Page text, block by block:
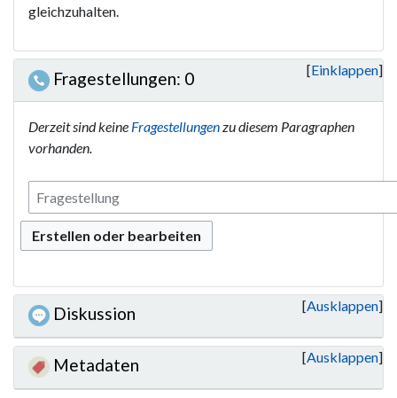
gleichzuhalten.
Einklappen
Fragestellungen: 0
Derzeit sind keine Fragestellungenzu diesem Paragraphen
vorhanden.
Erstellen oder bearbeiten
Ausklappen
Diskussion
Ausklappen
Metadaten